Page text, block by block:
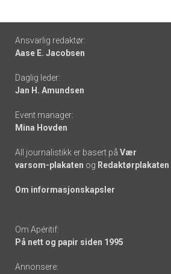
Footer
-
links
Ansvarlig redaktør:
Aase E. Jacobsen
Daglig leder:
Jan H. Amundsen
Event manager:
Mina Hovden
All journalistikk er basert på Vær
varsom-plakaten og Redaktørplakaten
Om informasjonskapsler
Om Apéritif:
På nett og papir siden 1995
Annonsere: